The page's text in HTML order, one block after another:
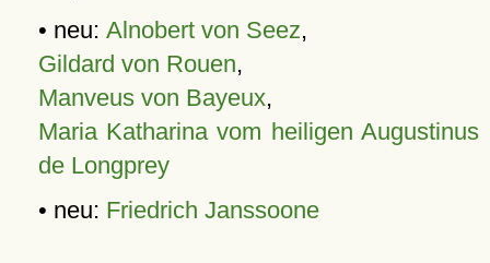
• neu: Alnobert von Seez,
Gildard von Rouen,
Manveus von Bayeux,
Maria Katharina vom heiligen Augustinus
de Longprey
• neu: Friedrich Janssoone